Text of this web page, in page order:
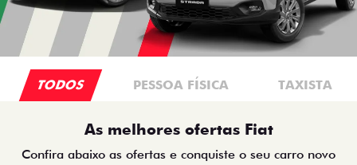
TODOS PESSOA FÍSICA TAXISTA
As melhores ofertas Fiat
Confira abaixo as ofertas e conquiste o seu carro novo